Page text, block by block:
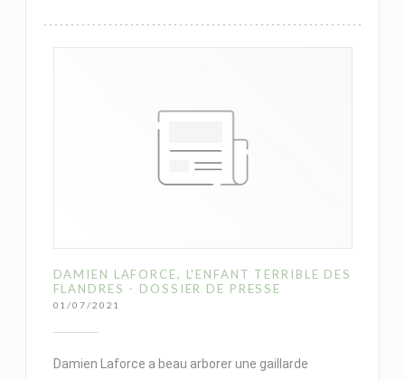
DAMIEN LAFORCE, L'ENFANT TERRIBLE DES
FLANDRES - DOSSIER DE PRESSE
01/07/2021
Damien Laforce a beau arborer une gaillarde